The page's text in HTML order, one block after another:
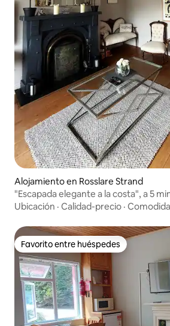
Alojamiento en Rosslare Strand
"Escapada elegante a la costa", a 5
Ubicación · Calidad-precio ·
Favorito entre huéspedes
Favorito entre huéspedes